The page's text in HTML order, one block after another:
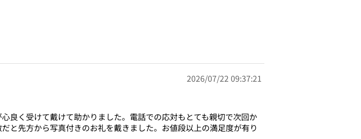
2026/07/22 09:37:21
良く受けて戴けて助かりました。電話での応対もとても親切で次回か
と先方から写真付きのお礼を戴きました。お値段以上の満足度が有り